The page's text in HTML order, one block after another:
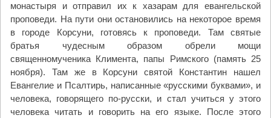
монастыря и отправил их к хазарам для евангельской
проповеди. На пути они остановились на некоторое время
в городе Корсуни, готовясь к проповеди. Там святые
братья чудесным образом обрели мощи
священномученика Климента, папы Римского (память 25
ноября). Там же в Корсуни святой Константин нашел
Евангелие и Псалтирь, написанные «русскими буквами», и
человека, говорящего по-русски, и стал учиться у этого
человека читать и говорить на его языке. После этого